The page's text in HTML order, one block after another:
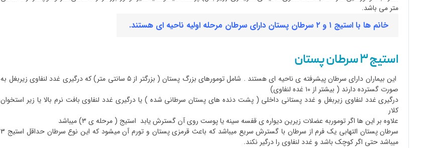
متر می باشد.
خانم ها با استیج ۱ و ۲ سرطان پستان دارای سرطان مرحله اولیه ناحیه ای هستند.
استیج ۳ سرطان پستان
این بیماران دارای سرطان پیشرفته ی ناحیه ای هستند . شامل تومورهای بزرگ پستان ( بزرگتر از ۵ سانتی متر) که درگیری غدد لنفاوی زیربغل به
صورت گسترده دارند ( بیشتر از ۱۰ غده لنفاوی)
درگیری غدد لنفاوی زیربغل و غدد پستانی داخلی ( پشت دنده های پستان سرطانی شده ) یا درگیری غدد لنفاوی بافت نرم بالا یا زیر استخوان
کلار
علاوه بر این ها اگر توموربه عضلات زیرین دیواره ی قفسه سینه یا پوست روی آن گسترش یابد استیج ( مرحله ی ۳) میباشد
سرطان پستان التهابی یک فرم از سرطان با گسترش سریع میباشد که باعث قرمزی پستان و تورم آن میشود که این نوع سرطان حداقل استیج ۳
میباشد حتی اگر کوچک باشد و غدد لنفاوی را درگیر نکند.